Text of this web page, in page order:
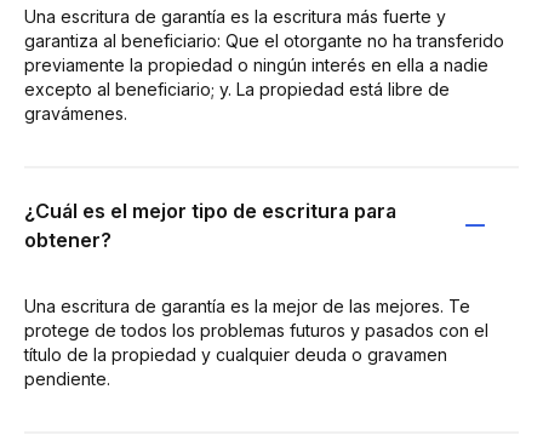
Una escritura de garantía es la escritura más fuerte y
garantiza al beneficiario: Que el otorgante no ha transferido
previamente la propiedad o ningún interés en ella a nadie
excepto al beneficiario; y. La propiedad está libre de
gravámenes.
¿Cuál es el mejor tipo de escritura para
obtener?
Una escritura de garantía es la mejor de las mejores. Te
protege de todos los problemas futuros y pasados con el
título de la propiedad y cualquier deuda o gravamen
pendiente.